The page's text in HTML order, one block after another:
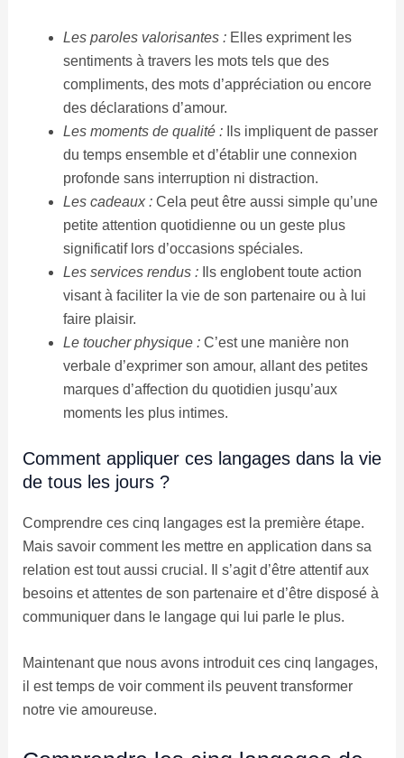
Les paroles valorisantes :Elles expriment les
sentiments à travers les mots tels que des
compliments, des mots d’appréciation ou encore
des déclarations d’amour.
Les moments de qualité :Ils impliquent de passer
du temps ensemble et d’établir une connexion
profonde sans interruption ni distraction.
Les cadeaux :Cela peut être aussi simple qu’une
petite attention quotidienne ou un geste plus
significatif lors d’occasions spéciales.
Les services rendus :Ils englobent toute action
visant à faciliter la vie de son partenaire ou à lui
faire plaisir.
Le toucher physique :C’est une manière non
verbale d’exprimer son amour, allant des petites
marques d’affection du quotidien jusqu’aux
moments les plus intimes.
Comment appliquer ces langages dans la vie
de tous les jours ?
Comprendre ces cinq langages est la première étape.
Mais savoir comment les mettre en application dans sa
relation est tout aussi crucial. Il s’agit d’être attentif aux
besoins et attentes de son partenaire et d’être disposé à
communiquer dans le langage qui lui parle le plus.
Maintenant que nous avons introduit ces cinq langages,
il est temps de voir comment ils peuvent transformer
notre vie amoureuse.